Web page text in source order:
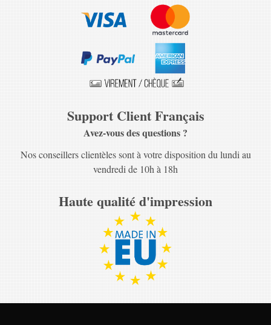
Support Client Français
Avez-vous des questions ?
Nos conseillers clientèles sont à votre disposition du lundi au
vendredi de 10h à 18h
Haute qualité d'impression